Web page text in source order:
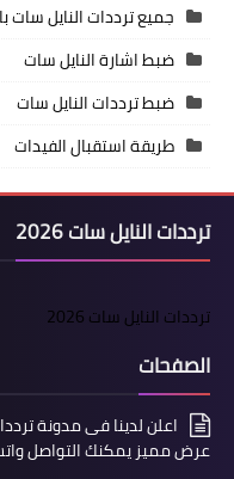
جميع ترددات النايل سات
ضبط اشارة النايل سات
ضبط ترددات النايل سات
طريقة استقبال الفيدات
ترددات النايل سات 2026
ترددات النايل سات 2026
الصفحات
عرض مميز يمكنك التواصل